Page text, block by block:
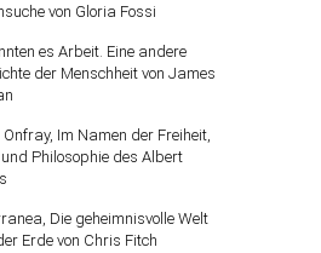
von Gloria Fossi
es Arbeit. Eine andere
der Menschheit von James
Onfray, Im Namen der Freiheit,
und Philosophie des Albert
Die geheimnisvolle Welt
Erde von Chris Fitch